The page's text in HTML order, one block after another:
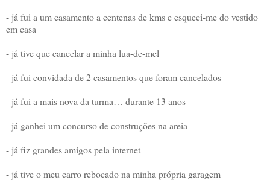
- já fui a um casamento a centenas de kms e esqueci-me do vestido
em casa
- já tive que cancelar a minha lua-de-mel
- já fui convidada de 2 casamentos que foram cancelados
- já fui a mais nova da turma… durante 13 anos
- já ganhei um concurso de construções na areia
- já fiz grandes amigos pela internet
- já tive o meu carro rebocado na minha própria garagem